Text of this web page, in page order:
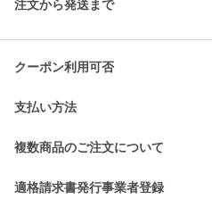
注文から発送まで
クーポン利用可否
支払い方法
複数商品のご注文について
適格請求書発行事業者登録